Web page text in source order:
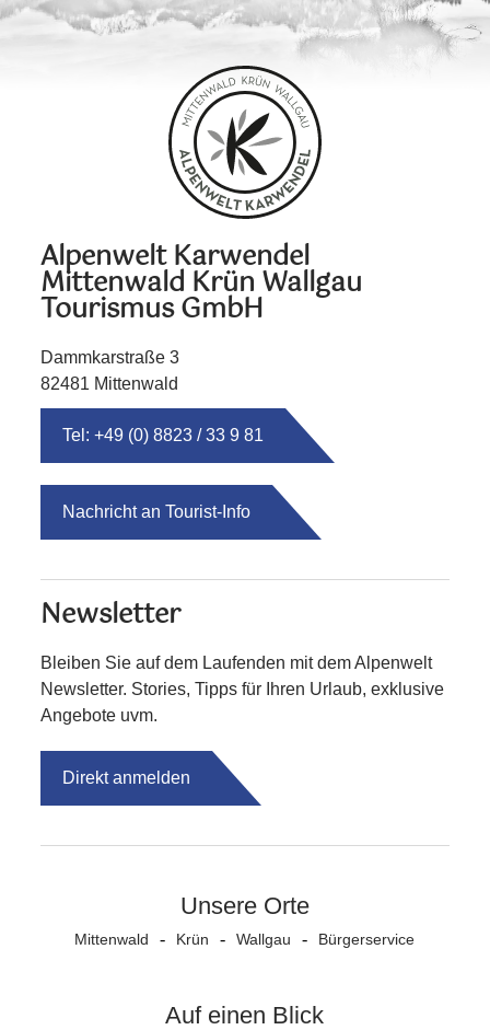
Alpenwelt Karwendel
Mittenwald Krün Wallgau
Tourismus GmbH
Dammkarstraße 3
82481 Mittenwald
Tel: +49 (0) 8823 / 33 9 81
Nachricht an Tourist-Info
Newsletter
Bleiben Sie auf dem Laufenden mit dem Alpenwelt
Newsletter. Stories, Tipps für Ihren Urlaub, exklusive
Angebote uvm.
Direkt anmelden
Unsere Orte
Mittenwald Krün Wallgau Bürgerservice
Auf einen Blick